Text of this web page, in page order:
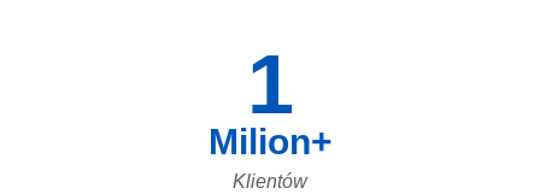
1
Milion+
Klientów